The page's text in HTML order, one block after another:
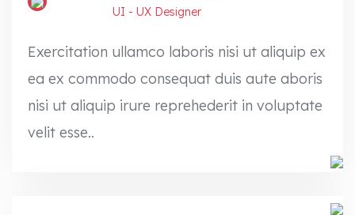
UI - UX Designer
Exercitation ullamco laboris nisi ut aliquip ex
ea ex commodo consequat duis aute aboris
nisi ut aliquip irure reprehederit in voluptate
velit esse..